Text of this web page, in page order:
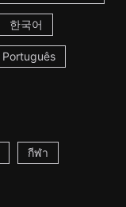
한국어
Português
กีฬา